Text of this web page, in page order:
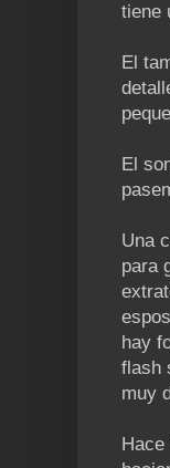
tiene
El
El
Una
para
hay
flash
muy